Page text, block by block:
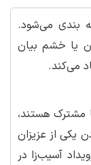
بندی می‌شود.
یا خشم بیان
می‌کند.
مشترک هستند،
یکی از عزیزان
آسیب‌زا در